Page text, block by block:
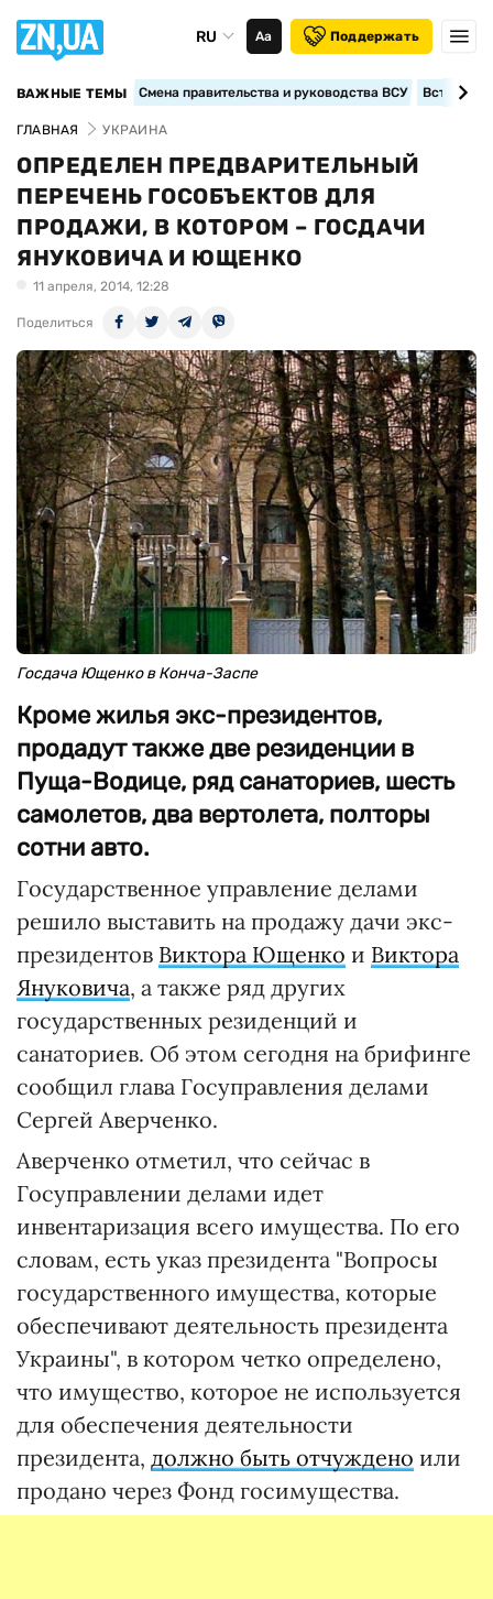
RU Аа Поддержать
ВАЖНЫЕ ТЕМЫ Смена правительства и руководства ВСУ
ГЛАВНАЯ УКРАИНА
ОПРЕДЕЛЕН ПРЕДВАРИТЕЛЬНЫЙ
ПЕРЕЧЕНЬ ГОСОБЪЕКТОВ ДЛЯ
ПРОДАЖИ, В КОТОРОМ – ГОСДАЧИ
ЯНУКОВИЧА И ЮЩЕНКО
11 апреля, 2014, 12:28
Поделиться
Госдача Ющенко в Конча-Заспе
Кроме жилья экс-президентов,
продадут также две резиденции в
Пуща-Водице, ряд санаториев, шесть
самолетов, два вертолета, полторы
сотни авто.
Государственное управление делами
решило выставить на продажу дачи экс-
президентов Виктора Ющенко и Виктора
Януковича, а также ряд других
государственных резиденций и
санаториев. Об этом сегодня на брифинге
сообщил глава Госуправления делами
Сергей Аверченко.
Аверченко отметил, что сейчас в
Госуправлении делами идет
инвентаризация всего имущества. По его
словам, есть указ президента "Вопросы
государственного имущества, которые
обеспечивают деятельность президента
Украины", в котором четко определено,
что имущество, которое не используется
для обеспечения деятельности
президента, должно быть отчуждено или
продано через Фонд госимущества.